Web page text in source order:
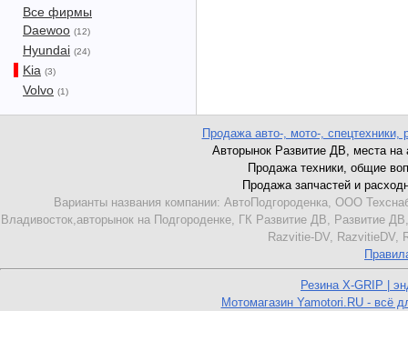
Все фирмы
Daewoo (12)
Hyundai (24)
Kia (3)
Volvo (1)
Продажа авто-, мото-, спецтехники,
Авторынок Развитие ДВ, места на
Продажа техники, общие
Продажа запчастей и
Варианты названия компании: АвтоПодгороденка, ООО
Владивосток,авторынок на Подгороденке, ГК Развитие ДВ,
Razvitie-DV, RazvitieDV,
Резина X-GRIP |
Мотомагазин Yamotori.RU - всё